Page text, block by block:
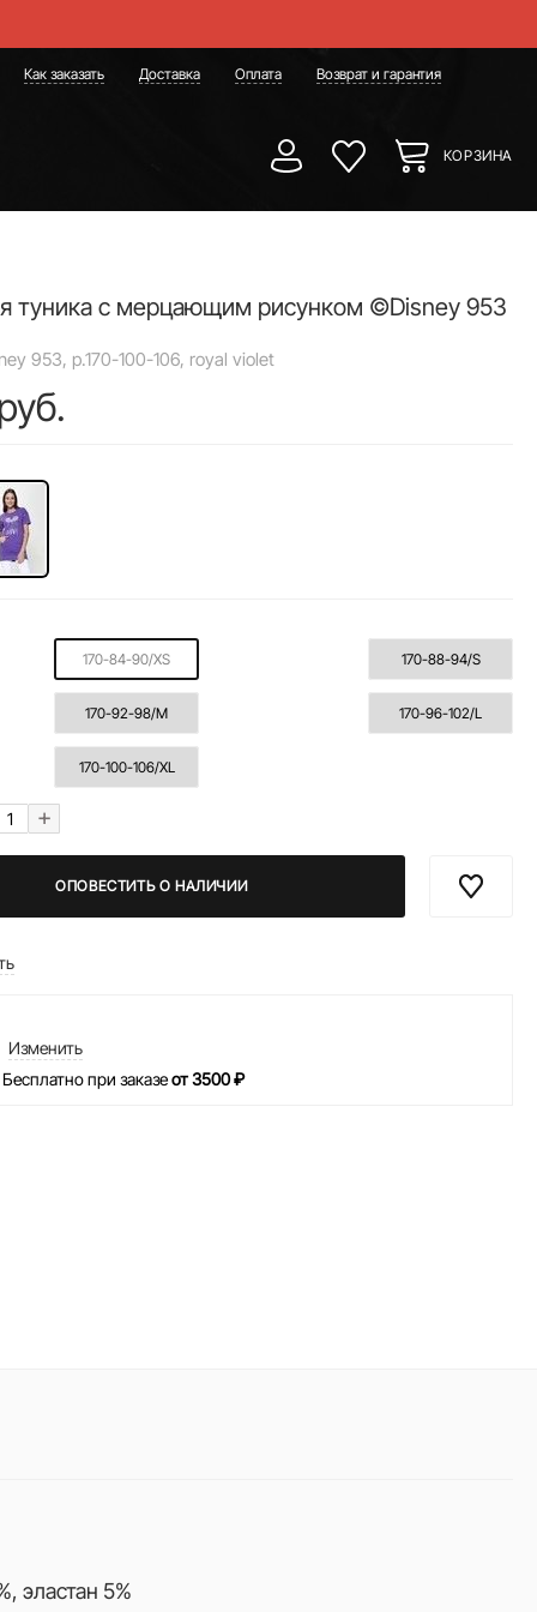
Как заказать Доставка Оплата Возврат и гарантия
КОРЗИНА
туника с мерцающим рисунком ©Disney 953
953, р.170-100-106, royal violet
170-84-90/XS 170-88-94/S
170-92-98/M 170-96-102/L
170-100-106/XL
+
ОПОВЕСТИТЬ О НАЛИЧИИ
Изменить
при заказеот 3500 ₽
эластан 5%